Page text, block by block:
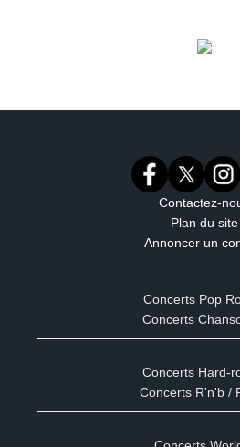
Contactez-
Plan du site
Annoncer un
Concerts Pop
Concerts
Concerts Hard-
Concerts R'n'b /